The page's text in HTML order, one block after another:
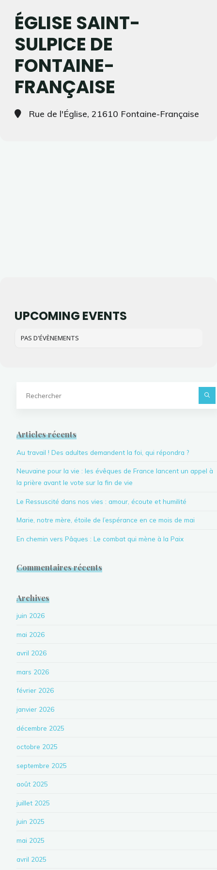
ÉGLISE SAINT-
SULPICE DE
FONTAINE-
FRANÇAISE
Rue de l'Église, 21610 Fontaine-Française
UPCOMING EVENTS
PAS D'ÉVÈNEMENTS
Articles récents
Au travail ! Des adultes demandent la foi, qui répondra ?
Neuvaine pour la vie : les évêques de France lancent un appel à
la prière avant le vote sur la fin de vie
Le Ressuscité dans nos vies : amour, écoute et humilité
Marie, notre mère, étoile de l’espérance en ce mois de mai
En chemin vers Pâques : Le combat qui mène à la Paix
Commentaires récents
Archives
juin 2026
mai 2026
avril 2026
mars 2026
février 2026
janvier 2026
décembre 2025
octobre 2025
septembre 2025
août 2025
juillet 2025
juin 2025
mai 2025
avril 2025